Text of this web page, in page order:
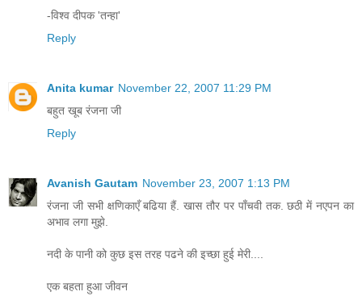
-विश्व दीपक 'तन्हा'
Reply
Anita kumar November 22, 2007 11:29 PM
बहुत खूब रंजना जी
Reply
Avanish Gautam November 23, 2007 1:13 PM
रंजना जी सभी क्षणिकाएँ बढिया हैं. खास तौर पर पाँचवी तक. छठी में नएपन का
अभाव लगा मुझे.
नदी के पानी को कुछ इस तरह पढने की इच्छा हुई मेरी....
एक बहता हुआ जीवन